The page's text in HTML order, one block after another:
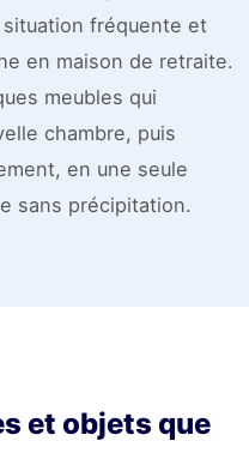
fréquente et
en maison de retraite.
meubles qui
chambre, puis
en une seule
sans précipitation.
et objets que